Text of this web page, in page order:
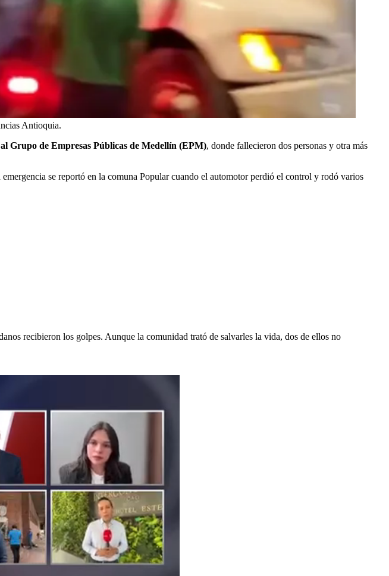
Antioquia.
Grupo de Empresas Públicas de Medellín (EPM), donde fallecieron dos personas y otra más
se reportó en la comuna Popular cuando el automotor perdió el control y rodó varios
recibieron los golpes. Aunque la comunidad trató de salvarles la vida, dos de ellos no